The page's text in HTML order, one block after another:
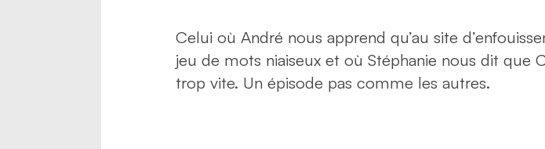
Celui où André nous apprend qu’au site
jeu de mots niaiseux et où Stéphanie nous dit que
trop vite. Un épisode pas comme les autres.